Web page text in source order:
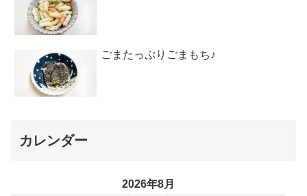
ごまたっぷりごまもち♪
カレンダー
2026年8月